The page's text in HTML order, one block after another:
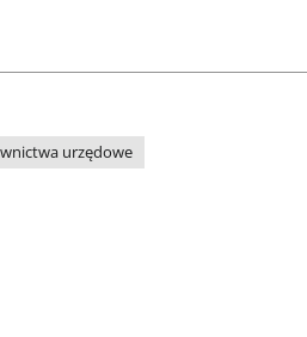
urzędowe